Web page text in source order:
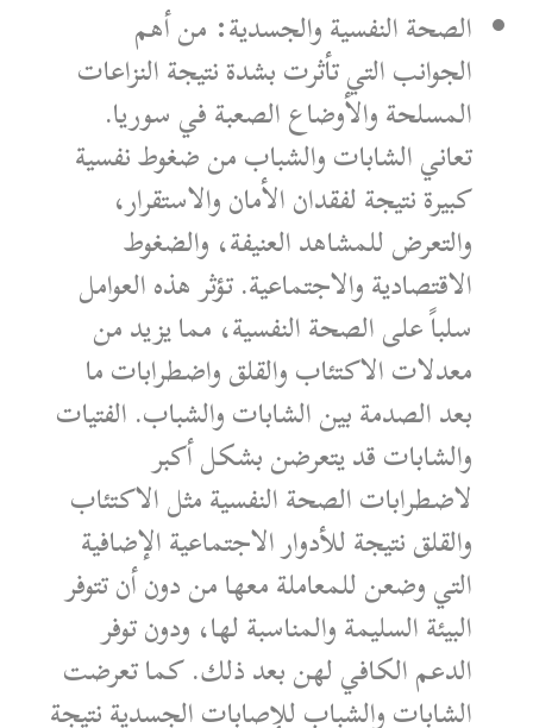
الصحة النفسية والجسدية: من أهم
الجوانب التي تأثرت بشدة نتيجة النزاعات
المسلحة والأوضاع الصعبة في سوريا.
تعاني الشابات والشباب من ضغوط نفسية
كبيرة نتيجة لفقدان الأمان والاستقرار،
والتعرض للمشاهد العنيفة، والضغوط
الاقتصادية والاجتماعية. تؤثر هذه العوامل
سلباً على الصحة النفسية، مما يزيد من
معدلات الاكتئاب والقلق واضطرابات ما
بعد الصدمة بين الشابات والشباب. الفتيات
والشابات قد يتعرضن بشكل أكبر
لاضطرابات الصحة النفسية مثل الاكتئاب
والقلق نتيجة للأدوار الاجتماعية الإضافية
التي وضعن للمعاملة معها من دون أن تتوفر
البيئة السليمة والمناسبة لها، ودون توفر
الدعم الكافي لهن بعد ذلك. كما تعرضت
الشابات والشباب للإصابات الجسدية نتيجة